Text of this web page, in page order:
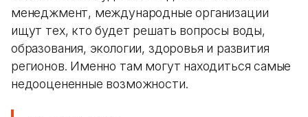
менеджмент, международные организации
ищут тех, кто будет решать вопросы воды,
образования, экологии, здоровья и развития
регионов. Именно там могут находиться самые
недооцененные возможности.